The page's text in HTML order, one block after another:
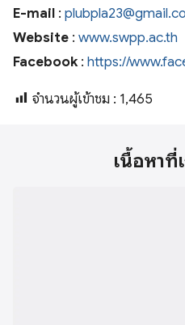
E-mail :
Website : www.swpp.ac.th
Facebook : https://
จำนวนผู้เข้าชม : 1,465
เนื้อหาที่